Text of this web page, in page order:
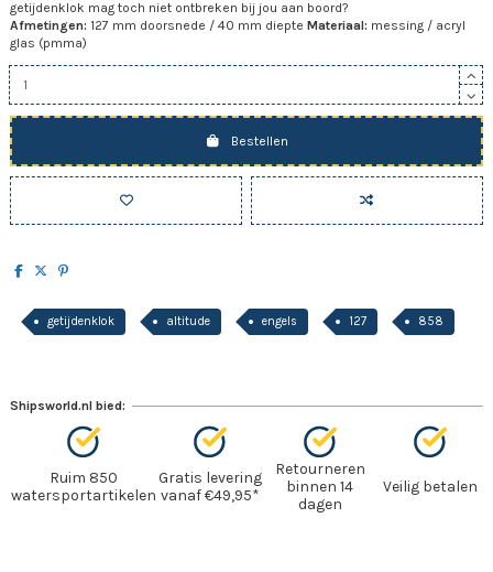
getijdenklok mag toch niet ontbreken bij jou aan boord?
Afmetingen: 127 mm doorsnede / 40 mm diepte Materiaal: messing / acryl
glas (pmma)
Bestellen
getijdenklok altitude engels 127 858
Shipsworld.nl bied:
Ruim 850
watersportartikelen
Gratis levering
vanaf €49,95*
Retourneren
binnen 14
dagen
Veilig betalen